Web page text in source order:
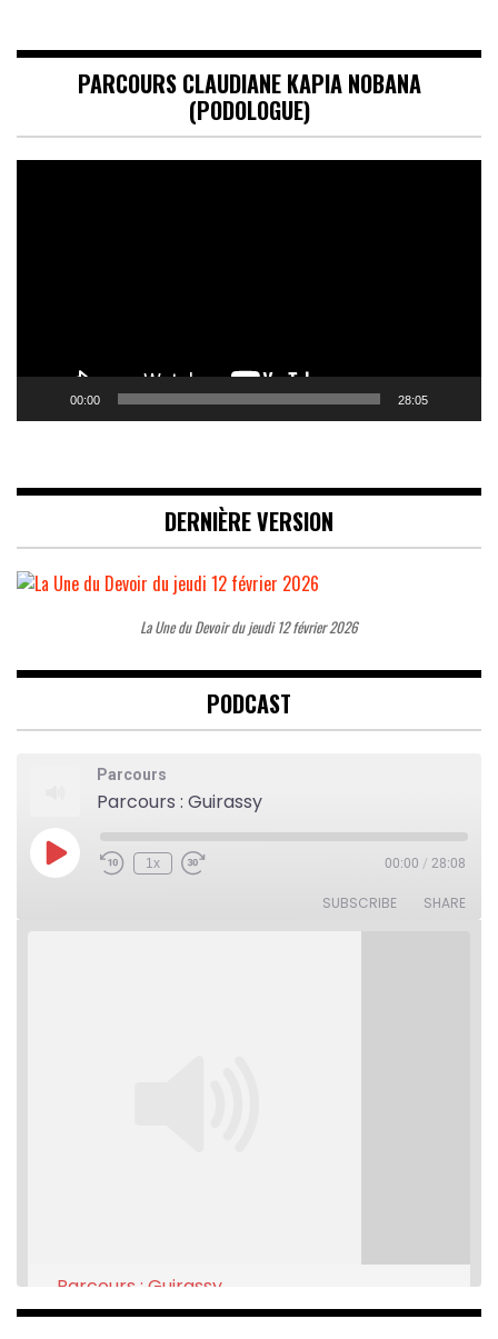
PARCOURS CLAUDIANE KAPIA NOBANA
(PODOLOGUE)
00:00 28:05
DERNIÈRE VERSION
La Une du Devoir du jeudi 12 février 2026
PODCAST
Parcours
Parcours : Guirassy
Play
Episode
Rewind
1x
Fast
00:00 / 28:08
SUBSCRIBE SHARE
Parcours : Guirassy
Feb 16, 2021 • 28:08